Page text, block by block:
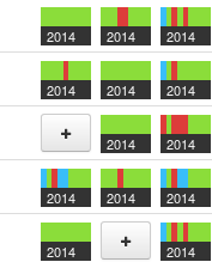
2014 2014 2014
2014 2014 2014
Add
2014 2014
2014 2014 2014
2014 2014